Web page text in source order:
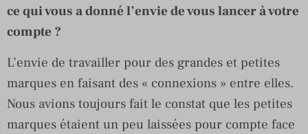
ce qui vous a donné l’envie de vous lancer à votre
compte ?
L’envie de travailler pour des grandes et petites
marques en faisant des « connexions » entre elles.
Nous avions toujours fait le constat que les petites
marques étaient un peu laissées pour compte face